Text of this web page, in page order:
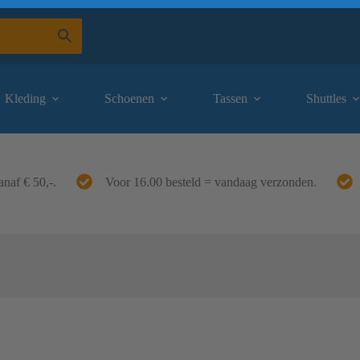
Kleding Schoenen Tassen Shuttles
€ 50,-. Voor 16.00 besteld = vandaag verzonden.